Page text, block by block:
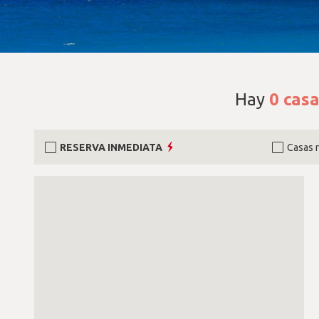
Hay 0
RESERVA INMEDIATA Casas